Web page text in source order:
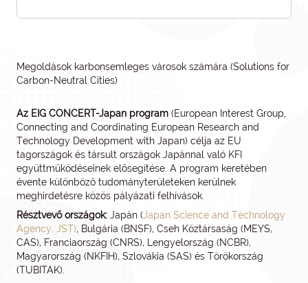
Megoldások karbonsemleges városok számára (Solutions for
Carbon-Neutral Cities)
Az EIG CONCERT-Japan program (European Interest Group,
Connecting and Coordinating European Research and
Technology Development with Japan) célja az EU
tagországok és társult országok Japánnal való KFI
együttműködéseinek elősegítése. A program keretében
évente különböző tudományterületeken kerülnek
meghirdetésre közös pályázati felhívások.
Résztvevő országok: Japán (Japan Science and Technology
Agency, JST), Bulgária (BNSF), Cseh Köztársaság (MEYS,
CAS), Franciaország (CNRS), Lengyelország (NCBR),
Magyarország (NKFIH), Szlovákia (SAS) és Törökország
(TUBITAK).